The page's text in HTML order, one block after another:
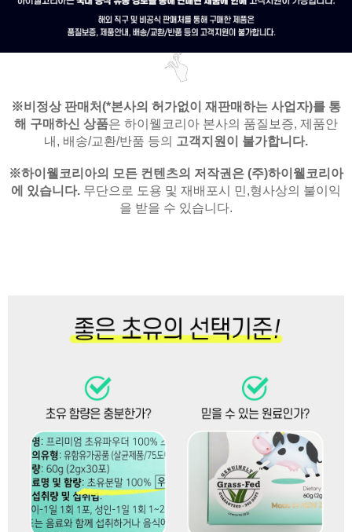
※비정상 판매처(*본사의 허가없이 재판매하는 사업자)를 통
해 구매하신 상품은 하이웰코리아 본사의 품질보증, 제품안
내, 배송/교환/반품 등의 고객지원이 불가합니다.
※하이웰코리아의 모든 컨텐츠의 저작권은 (주)하이웰코리아
에 있습니다. 무단으로 도용 및 재배포시 민,형사상의 불이익
을 받을 수 있습니다.